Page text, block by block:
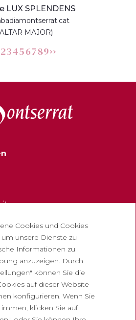
LUX SPLENDENS
MAJOR)
23456789
uns
touristen
Netzwerke
Cookies und Cookies
unsere Dienste zu
Informationen zu
anzuzeigen. Durch
können Sie die
auf dieser Website
konfigurieren. Wenn Sie
klicken Sie auf